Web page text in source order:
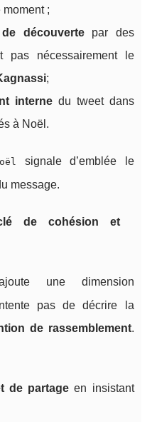
;
découvertepar des
pas nécessairement le
;
internedu tweet dans
à Noël.
signale d’emblée le
message.
de cohésion et
une dimension
pas de décrire la
de rassemblement.
de partage en insistant